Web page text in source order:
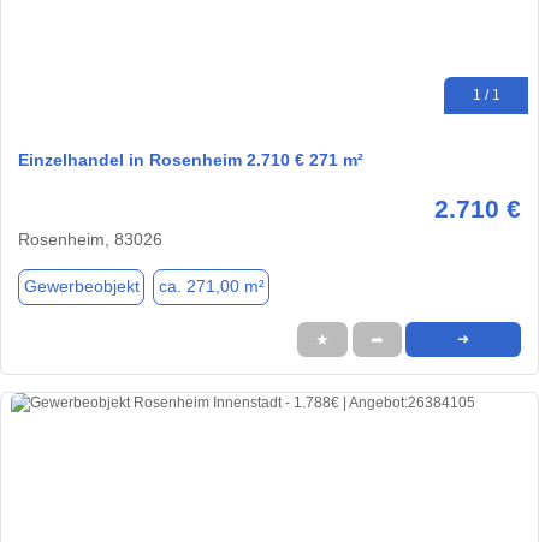
1 / 1
Einzelhandel in Rosenheim 2.710 € 271 m²
2.710 €
Rosenheim, 83026
Gewerbeobjekt ca. 271,00 m²
★ ➦ ➜